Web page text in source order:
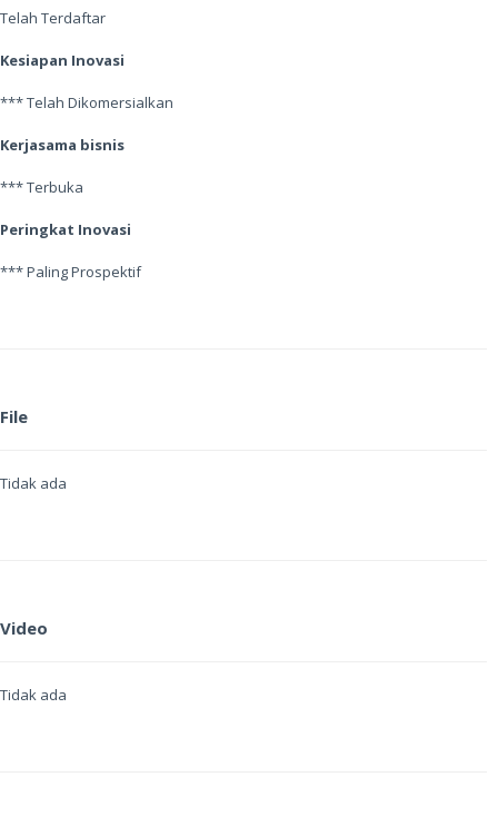
Telah Terdaftar
Kesiapan Inovasi
*** Telah Dikomersialkan
Kerjasama bisnis
*** Terbuka
Peringkat Inovasi
*** Paling Prospektif
File
Tidak ada
Video
Tidak ada